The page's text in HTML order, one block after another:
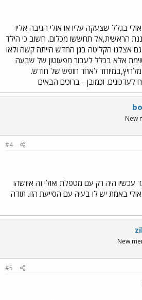
בגלל שצעקה עליו או אולי הגיבה אליו
הראשית,אל תחששו מכלום. חשוב כי הילד
גם אצלנו הקליטה בגן החדש הייתה קשה ולאו
אלא בכלל לעבור מפעוטון של שבעה
לגן של 33 זה מלחיץ,במיוחד לאחר חופש של חודש.
וכמובן - ברוכים הבאים
New
#4
היה רק עם מטפלת ואולי זה איזשהו
באמת יש לו בעיה עם הסייעת הזו. תודה
New
#5